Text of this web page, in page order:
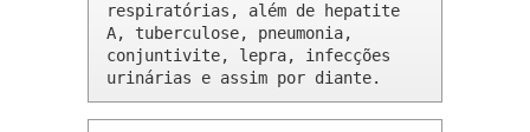
respiratórias, além de hepatite
A, tuberculose, pneumonia,
conjuntivite, lepra, infecções
urinárias e assim por diante.